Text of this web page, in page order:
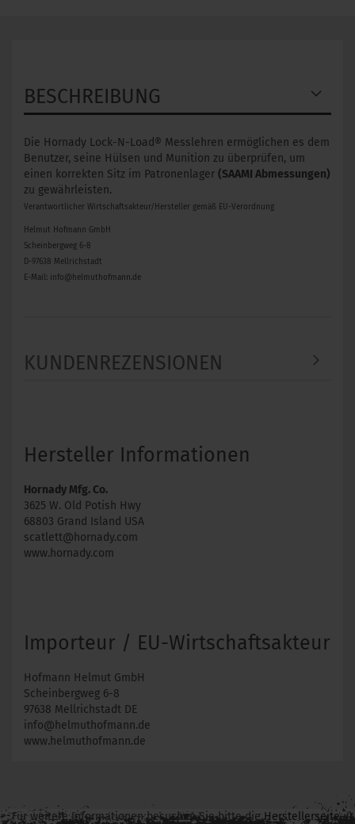
BESCHREIBUNG
Die Hornady Lock-N-Load® Messlehren ermöglichen es dem
Benutzer, seine Hülsen und Munition zu überprüfen, um
einen korrekten Sitz im Patronenlager (SAAMI Abmessungen)
zu gewährleisten.
Verantwortlicher Wirtschaftsakteur/Hersteller gemäß EU-Verordnung
Helmut Hofmann GmbH
Scheinbergweg 6-8
D-97638 Mellrichstadt
E-Mail: info@helmuthofmann.de
KUNDENREZENSIONEN
Hersteller Informationen
Hornady Mfg. Co.
3625 W. Old Potish Hwy
68803 Grand Island USA
scatlett@hornady.com
www.hornady.com
Importeur / EU-Wirtschaftsakteur
Hofmann Helmut GmbH
Scheinbergweg 6-8
97638 Mellrichstadt DE
info@helmuthofmann.de
www.helmuthofmann.de
Für weitere Informationen besuchen Sie bitte dieHerstellerseite